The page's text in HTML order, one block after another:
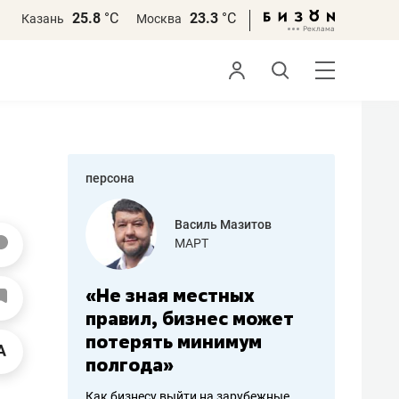
Казань 25.8 °С Москва 23.3 °С
персона
работа
Василь Мазитов
МАРТ
«Не зная местных
правил, бизнес может
потерять минимум
полгода»